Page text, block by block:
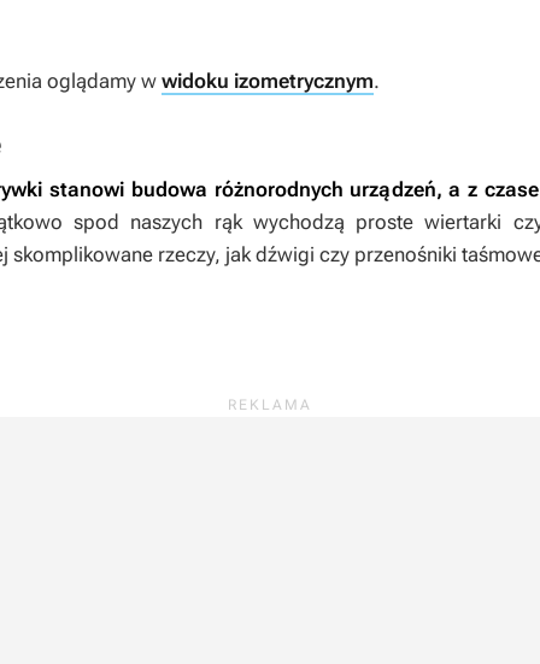
oglądamy w widoku izometrycznym.
stanowi budowa różnorodnych urządzeń, a z
spod naszych rąk wychodzą proste wiertarki
skomplikowane rzeczy, jak dźwigi czy przenośniki